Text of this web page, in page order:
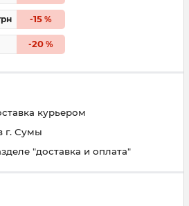
-15%
-20%
курьером
г. Сумы
"доставка и оплата"